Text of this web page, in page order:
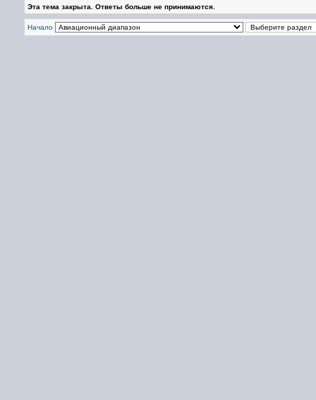
Эта тема закрыта. Ответы больше не принимаются.
Начало